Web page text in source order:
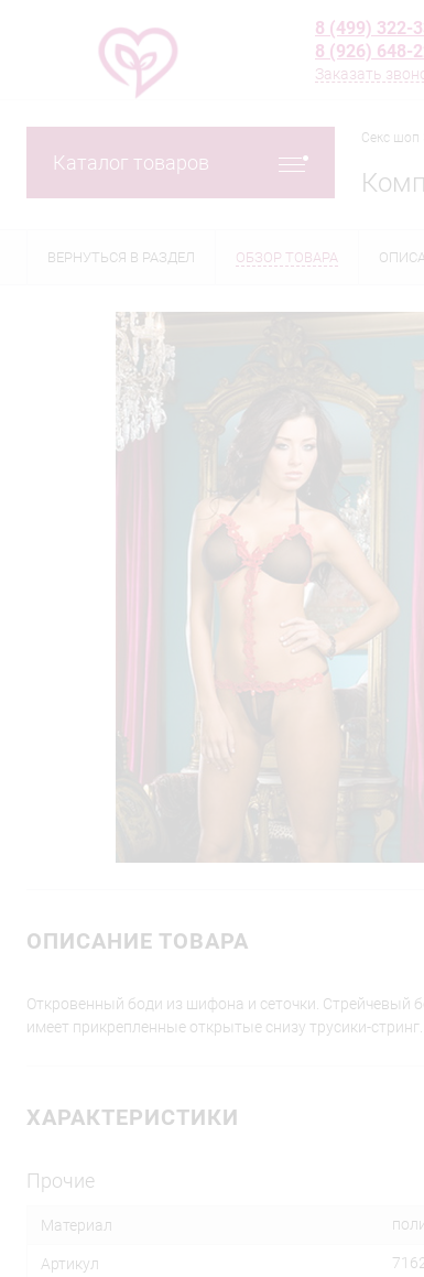
8 (499) 322-
8 (926) 648-
Заказать
Каталог товаров
Секс шоп
ВЕРНУТЬСЯ В РАЗДЕЛ ОБЗОР ТОВАРА
ОПИСАНИЕ ТОВАРА
Откровенный боди из шифона и сеточки. Стрейчевый
имеет прикрепленные открытые снизу трусики-стринг.
ХАРАКТЕРИСТИКИ
Прочие
Материал
Артикул